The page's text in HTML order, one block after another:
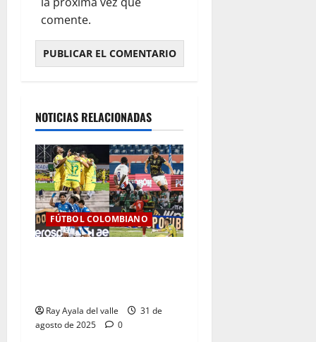
comente.
NOTICIAS RELACIONADAS
FÚTBOL COLOMBIANO
Ray Ayala del valle
31 de
agosto de 2025
0